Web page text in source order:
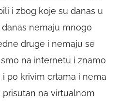
i zbog koje su danas u
danas nemaju mnogo
druge i nemaju se
na internetu i znamo
po krivim crtama i nema
na virtualnom